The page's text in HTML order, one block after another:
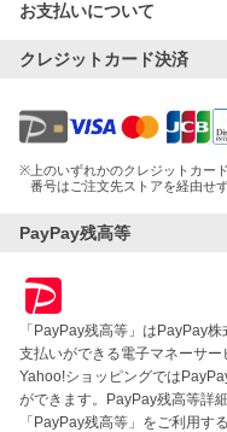
お支払いについて
クレジットカード決済
※ 上のいずれかのクレジットカー
番号はご注文先ストアを経由せ
PayPay残高等
「PayPay残高等」はPayPay
支払いができる電子マネーサー
Yahoo!ショッピングでは
ができます。PayPay残高等詳
「PayPay残高等」をご利用す